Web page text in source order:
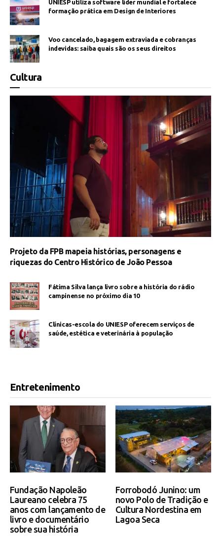
UNIESP utiliza software líder mundial e fortalece
formação prática em Design de Interiores
Voo cancelado, bagagem extraviada e cobranças
indevidas: saiba quais são os seus direitos
Cultura
Projeto da FPB mapeia histórias, personagens e
riquezas do Centro Histórico de João Pessoa
Fátima Silva lança livro sobre a história do rádio
campinense no próximo dia 10
Clínicas-escola do UNIESP oferecem serviços de
saúde, estética e veterinária à população
Entretenimento
Fundação Napoleão
Laureano celebra 75
anos com lançamento de
livro e documentário
sobre sua história
Forrobodó Junino: um
novo Polo de Tradição e
Cultura Nordestina em
Lagoa Seca